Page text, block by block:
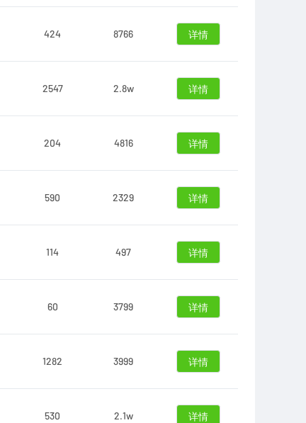
424 8766 详情
2547 2.8w 详情
204 4816 详情
590 2329 详情
114 497 详情
60 3799 详情
1282 3999 详情
530 2.1w 详情